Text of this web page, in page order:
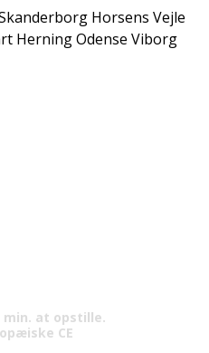
Horsens Vejle
HerningOdense Viborg
at opstille.
CE